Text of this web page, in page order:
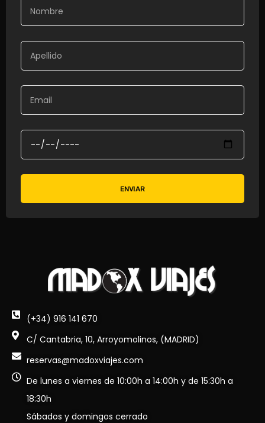
ENVIAR
(+34) 916 141 670
C/ Cantabria, 10, Arroyomolinos, (MADRID)
reservas@madoxviajes.com
De lunes a viernes de 10:00h a 14:00h y de 15:30h a
18:30h
Sábados y domingos cerrado